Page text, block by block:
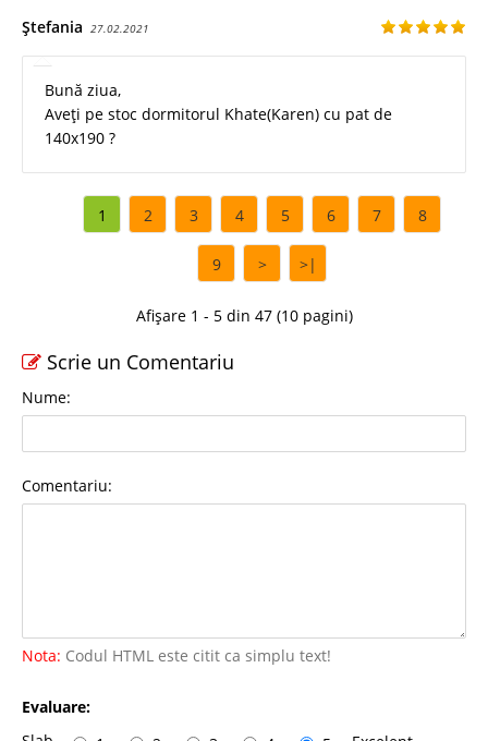
Ștefania 27.02.2021
Bună ziua,
Aveți pe stoc dormitorul Khate(Karen) cu pat de
140x190 ?
1 2 3 4 5 6 7 8
9 > >|
Afișare 1 - 5 din 47 (10 pagini)
Scrie un Comentariu
Nume:
Comentariu:
Nota: Codul HTML este citit ca simplu text!
Evaluare: